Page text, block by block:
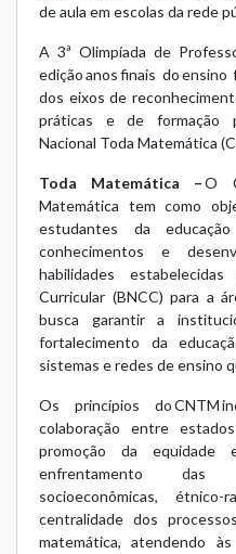
de aula em escolas da rede
A 3ª Olimpíada de
edição anos finais do
dos eixos de
práticas e de formação
Nacional Toda Matemática
Toda Matemática –O
Matemática tem como
estudantes da
conhecimentos e
habilidades
Curricular (BNCC) para a
busca garantir a
fortalecimento da
sistemas e redes de ensino
Os princípios do CNTM
colaboração entre
promoção da equidade
enfrentamento das
socioeconômicas,
centralidade dos
matemática, atendendo